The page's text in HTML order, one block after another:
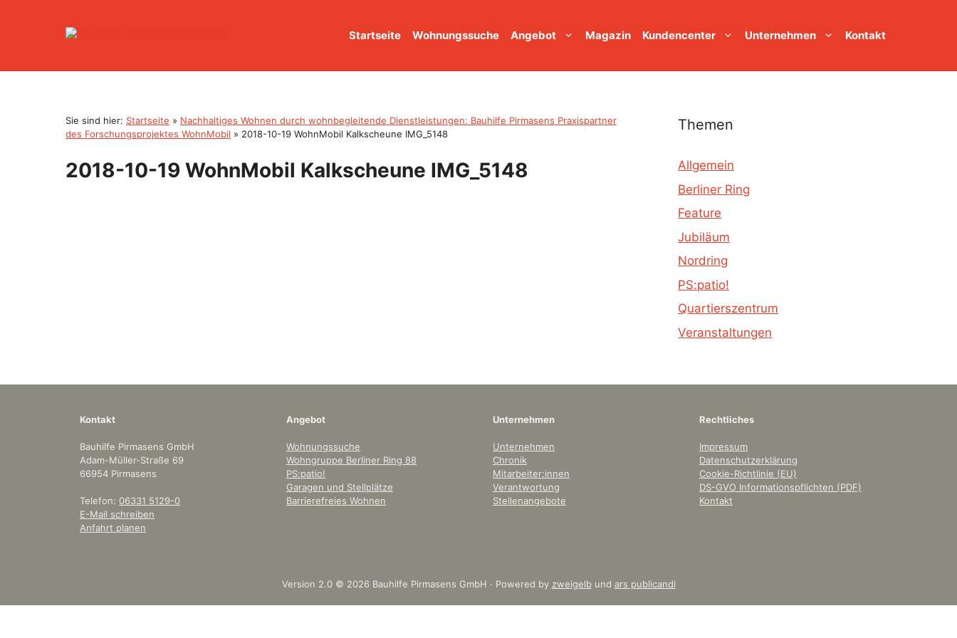
Startseite Wohnungssuche Angebot Magazin Kundencenter Unternehmen Kontakt
Sie sind hier: Startseite » Nachhaltiges Wohnen durch wohnbegleitende Dienstleistungen: Bauhilfe Pirmasens Praxispartner
des Forschungsprojektes WohnMobil » 2018-10-19 WohnMobil Kalkscheune IMG_5148
2018-10-19 WohnMobil Kalkscheune IMG_5148
Themen
Allgemein
Berliner Ring
Feature
Jubiläum
Nordring
PS:patio!
Quartierszentrum
Veranstaltungen
Kontakt
Bauhilfe Pirmasens GmbH
Adam-Müller-Straße 69
66954 Pirmasens
Telefon: 06331 5129-0
E-Mail schreiben
Anfahrt planen
Angebot
Wohnungssuche
Wohngruppe Berliner Ring 88
PS:patio!
Garagen und Stellplätze
Barrierefreies Wohnen
Unternehmen
Unternehmen
Chronik
Mitarbeiter:innen
Verantwortung
Stellenangebote
Rechtliches
Impressum
Datenschutzerklärung
Cookie-Richtlinie (EU)
DS-GVO Informationspflichten (PDF)
Kontakt
Version 2.0 © 2026 Bauhilfe Pirmasens GmbH · Powered by zweigelbund ars publicandi